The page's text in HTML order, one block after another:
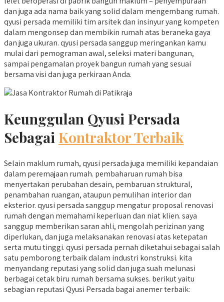
dan juga ada nama baik yang solid dalam mengembang rumah.
qyusi persada memiliki tim arsitek dan insinyur yang kompeten
dalam mengonsep dan membikin rumah atas beraneka gaya
dan juga ukuran. qyusi persada sanggup meringankan kamu
mulai dari pemograman awal, seleksi materi bangunan,
sampai pengamalan proyek bangun rumah yang sesuai
bersama visi dan juga perkiraan Anda.
Keunggulan Qyusi Persada
Sebagai Kontraktor Terbaik
Selain maklum rumah, qyusi persada juga memiliki kepandaian
dalam peremajaan rumah. pembaharuan rumah bisa
menyertakan perubahan desain, pembaruan struktural,
penambahan ruangan, ataupun pemulihan interior dan
eksterior. qyusi persada sanggup mengatur proposal renovasi
rumah dengan memahami keperluan dan niat klien. saya
sanggup memberikan saran ahli, mengolah perizinan yang
diperlukan, dan juga melaksanakan renovasi atas ketepatan
serta mutu tinggi. qyusi persada pernah diketahui sebagai salah
satu pemborong terbaik dalam industri konstruksi. kita
menyandang reputasi yang solid dan juga suah melunasi
berbagai cetak biru rumah bersama sukses. berikut yaitu
sebagian reputasi Qyusi Persada bagai anemer terbaik: